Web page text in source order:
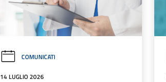
COMUNICATI
14 LUGLIO 2026